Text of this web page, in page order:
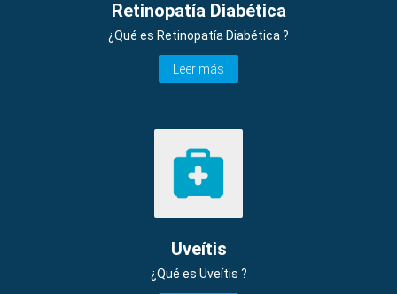
Retinopatía Diabética
¿Qué es Retinopatía Diabética ?
Leer más
Uveítis
¿Qué es Uveítis ?